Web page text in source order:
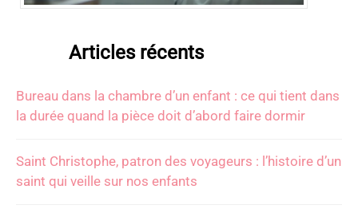
Articles récents
Bureau dans la chambre d’un enfant : ce qui tient dans
la durée quand la pièce doit d’abord faire dormir
Saint Christophe, patron des voyageurs : l’histoire d’un
saint qui veille sur nos enfants